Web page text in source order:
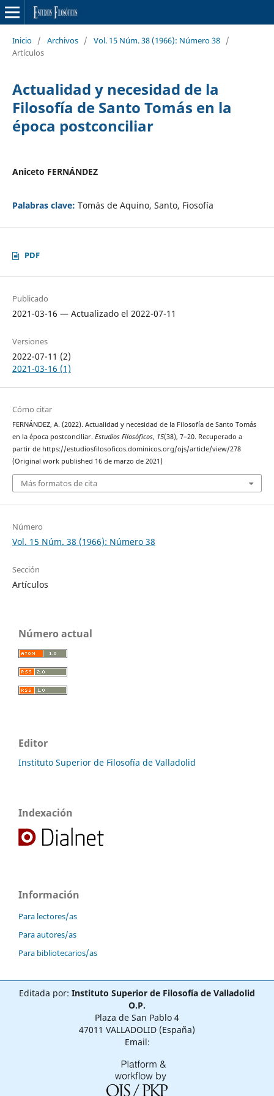
Inicio / Archivos / Vol. 15 Núm. 38 (1966): Número 38 /
Artículos
Actualidad y necesidad de la
Filosofía de Santo Tomás en la
época postconciliar
Aniceto FERNÁNDEZ
Palabras clave: Tomás de Aquino, Santo, Fiosofía
PDF
Publicado
2021-03-16 — Actualizado el 2022-07-11
Versiones
2022-07-11 (2)
2021-03-16 (1)
Cómo citar
FERNÁNDEZ, A. (2022). Actualidad y necesidad de la Filosofía de Santo Tomás
en la época postconciliar. Estudios Filosóficos, 15(38), 7–20. Recuperado a
partir de https://estudiosfilosoficos.dominicos.org/ojs/article/view/278
(Original work published 16 de marzo de 2021)
Más formatos de cita
Número
Vol. 15 Núm. 38 (1966): Número 38
Sección
Artículos
Número actual
Editor
Instituto Superior de Filosofía de Valladolid
Indexación
Información
Para lectores/as
Para autores/as
Para bibliotecarios/as
Editada por: Instituto Superior de Filosofía de Valladolid
O.P.
Plaza de San Pablo 4
47011 VALLADOLID (España)
Email: